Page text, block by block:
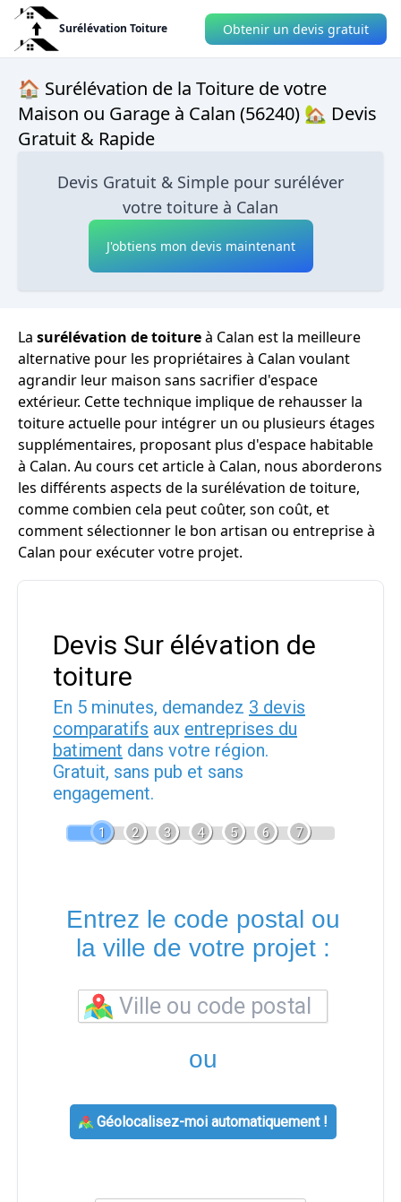
Surélévation Toiture Obtenir un devis gratuit
🏠 Surélévation de la Toiture de votre
Maison ou Garage à Calan (56240) 🏡 Devis
Gratuit & Rapide
Devis Gratuit & Simple pour suréléver
votre toiture à Calan
J'obtiens mon devis maintenant
La surélévation de toitureà Calan est la meilleure
alternative pour les propriétaires à Calan voulant
agrandir leur maison sans sacrifier d'espace
extérieur. Cette technique implique de rehausser la
toiture actuelle pour intégrer un ou plusieurs étages
supplémentaires, proposant plus d'espace habitable
à Calan. Au cours cet article à Calan, nous aborderons
les différents aspects de la surélévation de toiture,
comme combien cela peut coûter, son coût, et
comment sélectionner le bon artisan ou entreprise à
Calan pour exécuter votre projet.
Devis Sur élévation de
toiture
En 5 minutes, demandez 3 devis
comparatifs aux entreprises du
batiment dans votre région.
Gratuit, sans pub et sans
engagement.
1 2 3 4 5 6 7
Entrez le code postal ou
la ville de votre projet :
ou
Géolocalisez-moi automatiquement !